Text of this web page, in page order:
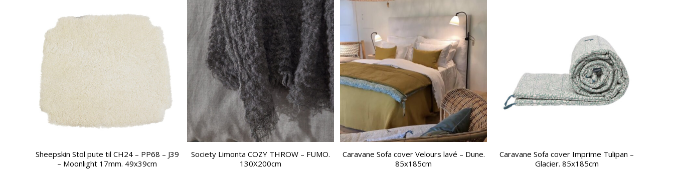
Sheepskin Stol pute til CH24 – PP68 – J39
– Moonlight 17mm. 49x39cm
Society Limonta COZY THROW – FUMO.
130X200cm
Caravane Sofa cover Velours lavé – Dune.
85x185cm
Caravane Sofa cover Imprime Tulipan –
Glacier. 85x185cm